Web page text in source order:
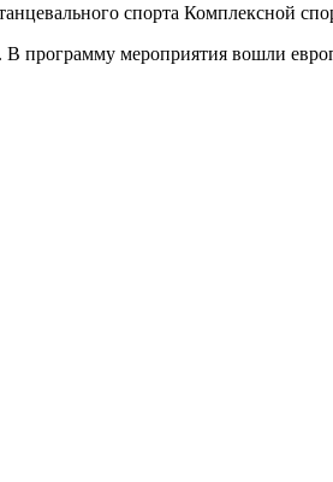
спорта Комплексной
программу мероприятия вошли